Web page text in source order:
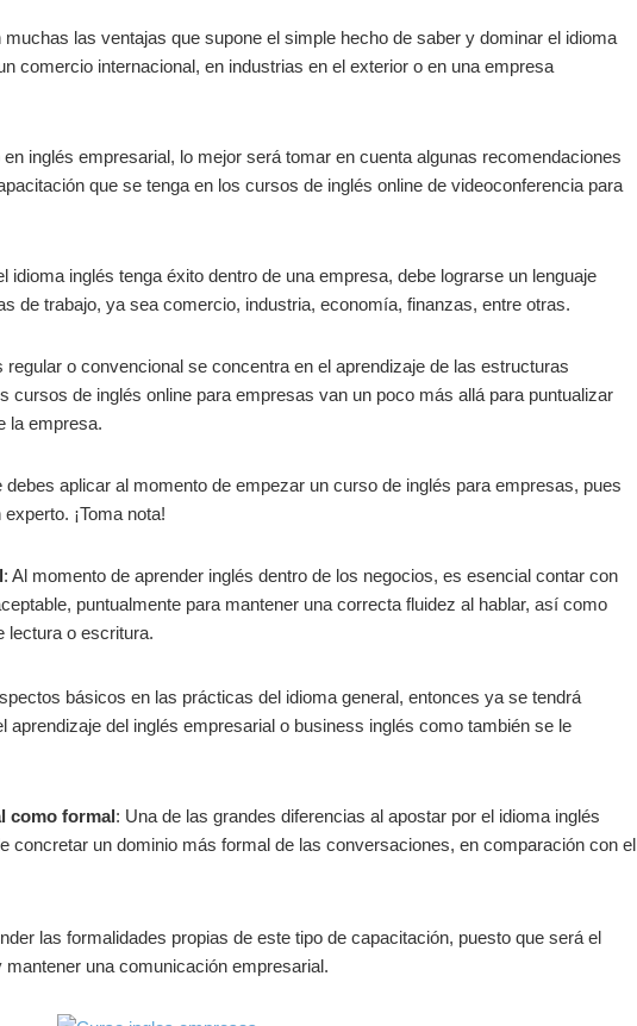
las ventajas que supone el simple hecho de saber y dominar el idioma
comercio internacional, en industrias en el exterior o en una empresa
inglés empresarial, lo mejor será tomar en cuenta algunas recomendaciones
que se tenga en los cursos de inglés online de videoconferencia para
idioma inglés tenga éxito dentro de una empresa, debe lograrse un lenguaje
de trabajo, ya sea comercio, industria, economía, finanzas, entre otras.
o convencional se concentra en el aprendizaje de las estructuras
cursos de inglés online para empresas van un poco más allá para puntualizar
la empresa.
aplicar al momento de empezar un curso de inglés para empresas, pues
¡Toma nota!
: Al momento de aprender inglés dentro de los negocios, es esencial contar con
puntualmente para mantener una correcta fluidez al hablar, así como
lectura o escritura.
básicos en las prácticas del idioma general, entonces ya se tendrá
aprendizaje del inglés empresarial o business inglés como también se le
como formal: Una de las grandes diferencias al apostar por el idioma inglés
concretar un dominio más formal de las conversaciones, en comparación con el
las formalidades propias de este tipo de capacitación, puesto que será el
una comunicación empresarial.